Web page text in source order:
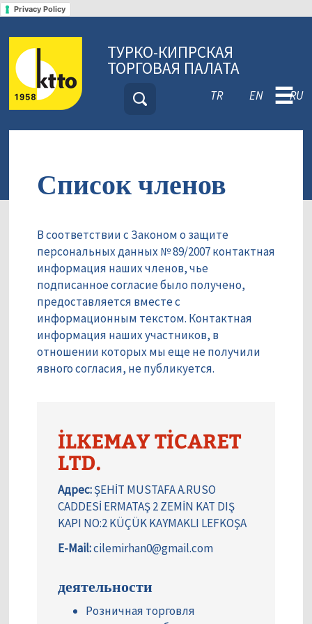
Privacy Policy
ТУРКО-КИПРСКАЯ
ТОРГОВАЯ ПАЛАТА
TR EN RU
☰
Список членов
В соответствии с Законом о защите
персональных данных № 89/2007 контактная
информация наших членов, чье
подписанное согласие было получено,
предоставляется вместе с
информационным текстом. Контактная
информация наших участников, в
отношении которых мы еще не получили
явного согласия, не публикуется.
İLKEMAY TİCARET
LTD.
Адрес:ŞEHİT MUSTAFA A.RUSO
CADDESİ ERMATAŞ 2 ZEMİN KAT DIŞ
KAPI NO:2 KÜÇÜK KAYMAKLI LEFKOŞA
E-Mail:cilemirhan0@gmail.com
деятельности
Розничная торговля